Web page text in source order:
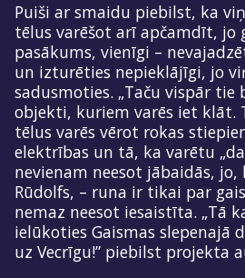
Puiši ar smaidu piebilst, ka
tēlus varēšot arī apčamdīt, jo
pasākums, vienīgi –
un izturēties nepieklājīgi, jo
sadusmoties. „Taču vispār
objekti, kuriem varēs iet klāt.
tēlus varēs vērot rokas
elektrības un tā, ka varētu
nevienam neesot jābaidās, jo,
Rūdolfs, – runa ir tikai par
nemaz neesot iesaistīta. „Tā
ielūkoties Gaismas slepenajā
uz Vecrīgu!” piebilst projekta